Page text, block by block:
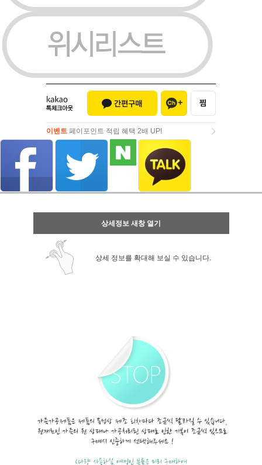
이벤트 페이포인트 적립 혜택 2배 UP!
페이포인트 적립 혜택 2배 UP!
상세정보 새창 열기
상세 정보를 확대해 보실 수 있습니다.